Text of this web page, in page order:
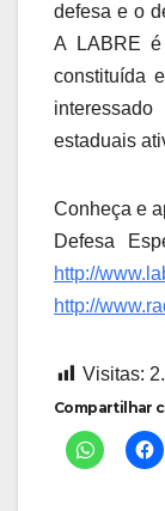
defesa e o
A LABRE
constituída
estaduais
Conheça e
Defesa
http://
http://
Visitas:
Compartilhar